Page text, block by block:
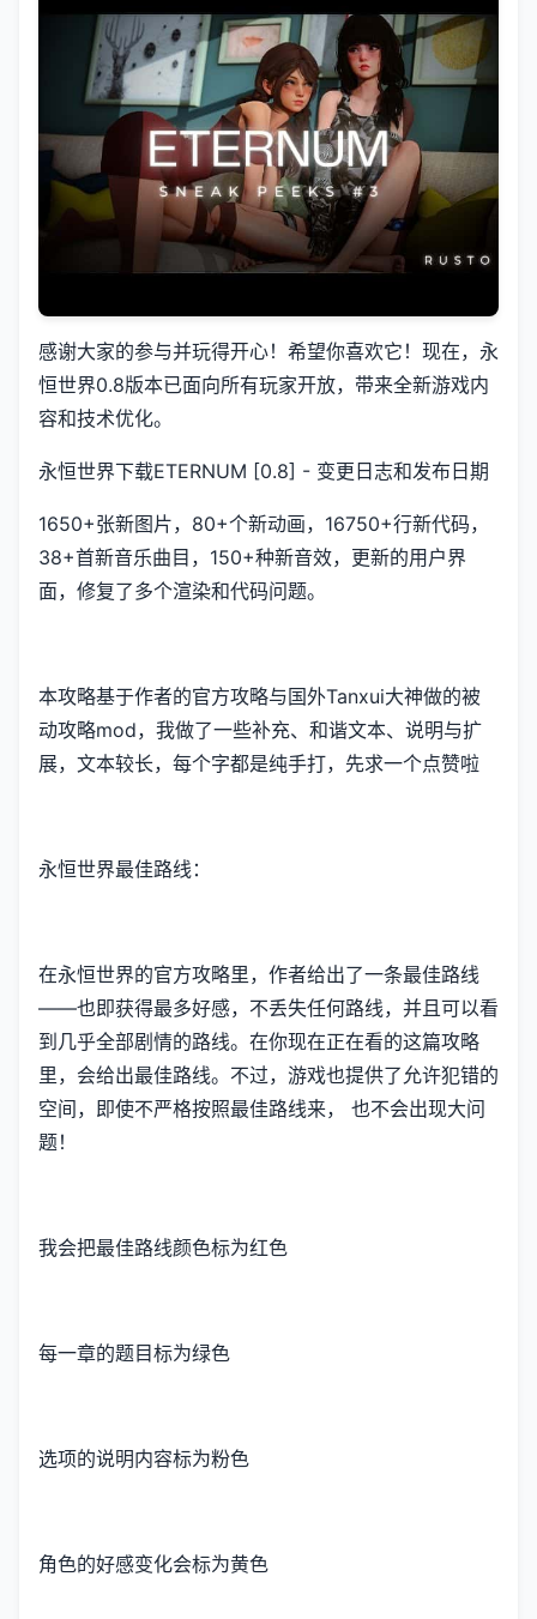
感谢大家的参与并玩得开心！希望你喜欢它！现在，永
恒世界0.8版本已面向所有玩家开放，带来全新游戏内
容和技术优化。
永恒世界下载ETERNUM [0.8] - 变更日志和发布日期
1650+张新图片，80+个新动画，16750+行新代码，
38+首新音乐曲目，150+种新音效，更新的用户界
面，修复了多个渲染和代码问题。
本攻略基于作者的官方攻略与国外Tanxui大神做的被
动攻略mod，我做了一些补充、和谐文本、说明与扩
展，文本较长，每个字都是纯手打，先求一个点赞啦
永恒世界最佳路线：
在永恒世界的官方攻略里，作者给出了一条最佳路线
——也即获得最多好感，不丢失任何路线，并且可以看
到几乎全部剧情的路线。在你现在正在看的这篇攻略
里，会给出最佳路线。不过，游戏也提供了允许犯错的
空间，即使不严格按照最佳路线来， 也不会出现大问
题！
我会把最佳路线颜色标为红色
每一章的题目标为绿色
选项的说明内容标为粉色
角色的好感变化会标为黄色